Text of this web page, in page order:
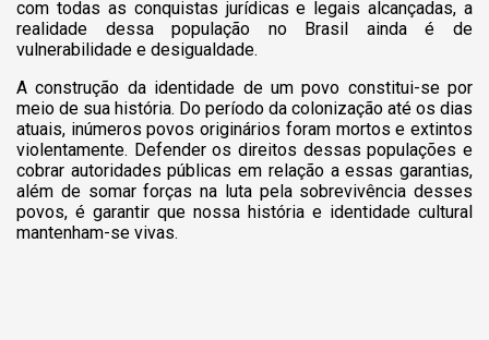
com todas as conquistas jurídicas e legais alcançadas, a
realidade dessa população no Brasil ainda é de
vulnerabilidade e desigualdade.
A construção da identidade de um povo constitui-se por
meio de sua história. Do período da colonização até os dias
atuais, inúmeros povos originários foram mortos e extintos
violentamente. Defender os direitos dessas populações e
cobrar autoridades públicas em relação a essas garantias,
além de somar forças na luta pela sobrevivência desses
povos, é garantir que nossa história e identidade cultural
mantenham-se vivas.